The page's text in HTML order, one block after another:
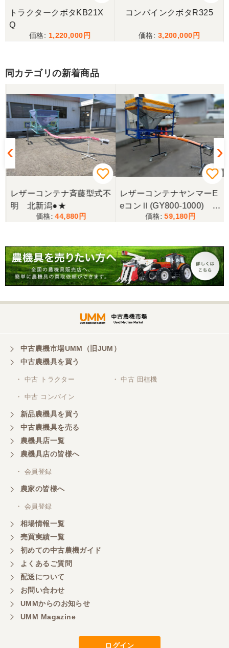
トラクタークボタKB21X
Q
1,220,000
コンバインクボタR325
3,200,000
同カテゴリの新着商品
レザーコンテナ斉藤型式不
明 北新潟●★
44,880
レザーコンテナヤンマーE
eコンⅡ(GY800-1000) 上
59,180
中古農機市場UMM（旧JUM）
中古農機具を買う
・ 中古 トラクター ・ 中古 田植機
・ 中古 コンバイン
新品農機具を買う
中古農機具を売る
農機具店一覧
農機具店の皆様へ
・ 会員登録
農家の皆様へ
・ 会員登録
相場情報一覧
売買実績一覧
初めての中古農機ガイド
よくあるご質問
配送について
お問い合わせ
UMMからのお知らせ
UMM Magazine
ログイン